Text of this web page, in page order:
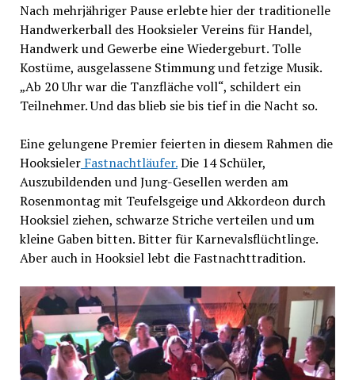
Nach mehrjähriger Pause erlebte hier der traditionelle
Handwerkerball des Hooksieler Vereins für Handel,
Handwerk und Gewerbe eine Wiedergeburt. Tolle
Kostüme, ausgelassene Stimmung und fetzige Musik.
„Ab 20 Uhr war die Tanzfläche voll“, schildert ein
Teilnehmer. Und das blieb sie bis tief in die Nacht so.
Eine gelungene Premier feierten in diesem Rahmen die
HooksielerFastnachtläufer.Die 14 Schüler,
Auszubildenden und Jung-Gesellen werden am
Rosenmontag mit Teufelsgeige und Akkordeon durch
Hooksiel ziehen, schwarze Striche verteilen und um
kleine Gaben bitten. Bitter für Karnevalsflüchtlinge.
Aber auch in Hooksiel lebt die Fastnachttradition.